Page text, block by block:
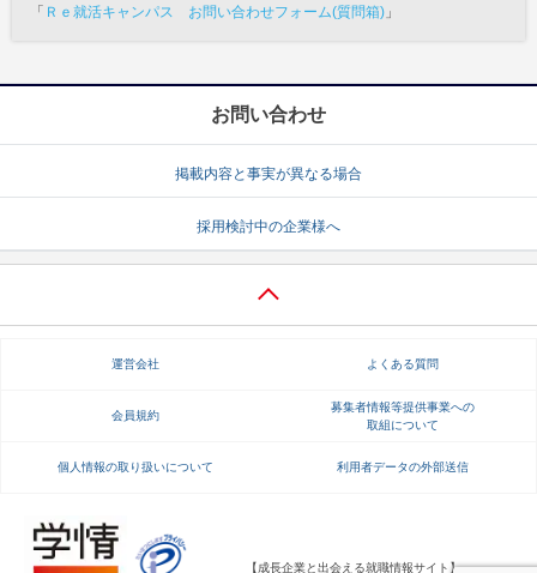
「 Ｒｅ就活キャンパス お問い合わせフォーム(質問箱) 」
お問い合わせ
掲載内容と事実が異なる場合
採用検討中の企業様へ
運営会社 よくある質問
会員規約
募集者情報等提供事業への
取組について
個人情報の取り扱いについて 利用者データの外部送信
【成長企業と出会える就職情報サイト】